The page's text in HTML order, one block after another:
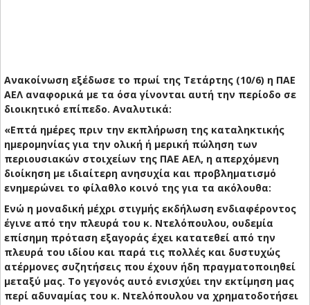
Ανακοίνωση εξέδωσε το πρωί της Τετάρτης (10/6) η ΠΑΕ
ΑΕΛ αναφορικά με τα όσα γίνονται αυτή την περίοδο σε
διοικητικό επίπεδο. Αναλυτικά:
«Επτά ημέρες πριν την εκπλήρωση της καταληκτικής
ημερομηνίας για την ολική ή μερική πώληση των
περιουσιακών στοιχείων της ΠΑΕ ΑΕΛ, η απερχόμενη
διοίκηση με ιδιαίτερη ανησυχία και προβληματισμό
ενημερώνει το φίλαθλο κοινό της για τα ακόλουθα:
Ενώ η μοναδική μέχρι στιγμής εκδήλωση ενδιαφέροντος
έγινε από την πλευρά του κ. Ντελόπουλου, ουδεμία
επίσημη πρόταση εξαγοράς έχει κατατεθεί από την
πλευρά του ιδίου και παρά τις πολλές και δυστυχώς
ατέρμονες συζητήσεις που έχουν ήδη πραγματοποιηθεί
μεταξύ μας. Το γεγονός αυτό ενισχύει την εκτίμηση μας
περί αδυναμίας του κ. Ντελόπουλου να χρηματοδοτήσει